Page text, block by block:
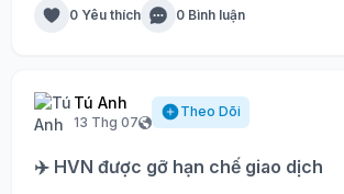
0 Yêu thích 0 Bình luận
Tú Anh
13 Thg 07
Theo Dõi
✈️ HVN được gỡ hạn chế giao dịch